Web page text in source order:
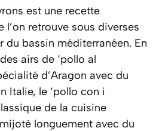
est une recette
l’on retrouve sous diverses
du bassin méditerranéen. En
airs de ‘pollo al
d’Aragon avec du
Italie, le ‘pollo con i
de la cuisine
longuement avec du